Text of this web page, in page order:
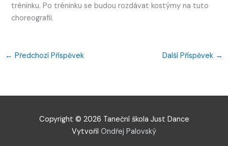
tréninku. Po tréninku se budou rozdávat kostýmy na tuto
choreografii.
← Předchozí Příspěvek Další Příspěvek →
Copyright © 2026 Taneční škola Just Dance
Vytvořil Ondřej Palovský